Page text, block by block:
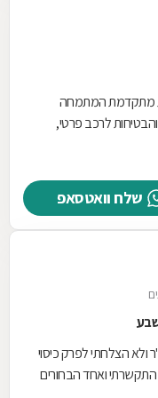
מתקדמת המתמחה
והבטיחות לרכב פרטי,
שלח וואטסאפ
הצלחתי לפרק כיסוי
ואחד הבחורים